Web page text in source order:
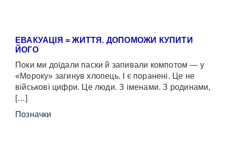
ЕВАКУАЦІЯ = ЖИТТЯ. ДОПОМОЖИ КУПИТИ
ЙОГО
Поки ми доїдали паски й запивали компотом — у
«Мороку» загинув хлопець. І є поранені. Це не
військові цифри. Це люди. З іменами. З родинами,
[…]
Позначки